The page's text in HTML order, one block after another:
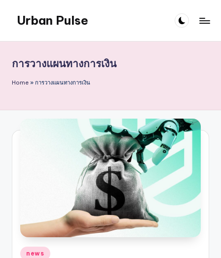
content
Urban Pulse
การวางแผนทางการเงิน
Home » การวางแผนทางการเงิน
Posted
news